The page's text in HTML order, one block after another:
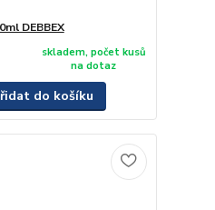
DEBBEX
skladem, počet kusů
na dotaz
do košíku